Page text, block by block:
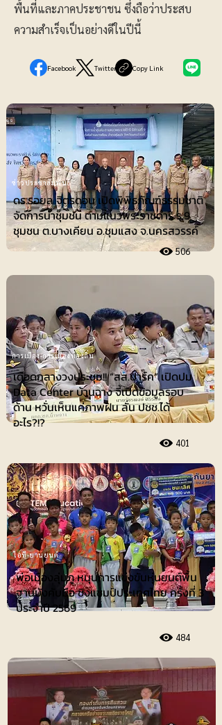
พื้นที่และภาคประชาชน ซึ่งถือว่าประสบ
ความสำเร็จเป็นอย่างดีในปีนี้
Facebook Twitter Copy Link
ข่าวประชาสัมพันธ์
ดร.รอยล จิตรดอน เปิดพิพิธภัณฑ์ธรรมชาติ
จัดการน้ำชุมชน ตามแนวพระราชดำริ ร.9
ชุมชน ต.บางเคียน อ.ชุมแสง จ.นครสวรรค์
506
เดือดกลางวงประชุม!! “สส.ปาร์ค” เปิดปม
Data Center บ้านฉาง จี้เปิดข้อมูลรอบ
ด้าน หวั่นเห็นแค่ภาพฝัน ลั่น ปชช.ได้
อะไร?!?
401
การเมือง-การเมืองท้องถิ่น
ไอที-ยานยนต์
พ่อเมืองลุ่มภู หนุนการแข่งขันหุ่นยนต์พื้น
ฐานบังคับมือ ชิงแชมป์ประเทศไทย ครั้งที่ 3
ประจำปี 2569
484